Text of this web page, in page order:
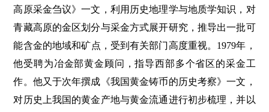
高原采金刍议》一文，利用历史地理学与地质学知识，对
青藏高原的金区划分与采金方式展开研究，推导出一批可
能含金的地域和矿点，受到有关部门高度重视。1979年，
他受聘为冶金部黄金顾问，指导西部多个省区的采金工
作。他又于次年撰成《我国黄金铸币的历史考察》一文，
对历史上我国的黄金产地与黄金流通进行初步梳理，并以